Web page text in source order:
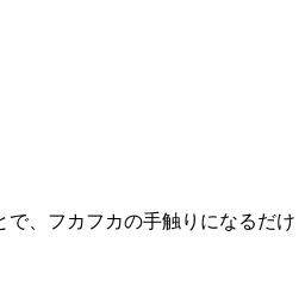
、フカフカの手触りになるだけ